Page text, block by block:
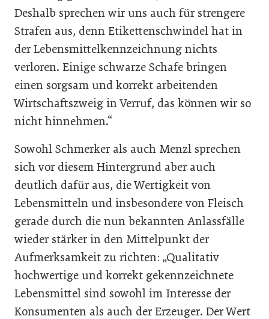
Deshalb sprechen wir uns auch für strengere
Strafen aus, denn Etikettenschwindel hat in
der Lebensmittelkennzeichnung nichts
verloren. Einige schwarze Schafe bringen
einen sorgsam und korrekt arbeitenden
Wirtschaftszweig in Verruf, das können wir so
nicht hinnehmen.“
Sowohl Schmerker als auch Menzl sprechen
sich vor diesem Hintergrund aber auch
deutlich dafür aus, die Wertigkeit von
Lebensmitteln und insbesondere von Fleisch
gerade durch die nun bekannten Anlassfälle
wieder stärker in den Mittelpunkt der
Aufmerksamkeit zu richten: „Qualitativ
hochwertige und korrekt gekennzeichnete
Lebensmittel sind sowohl im Interesse der
Konsumenten als auch der Erzeuger. Der Wert